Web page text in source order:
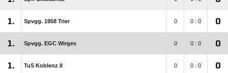
1. Spvgg. 1958 Trier 0 0 : 0 0
1. Spvgg. EGC Wirges 0 0 : 0 0
1. TuS Koblenz II 0 0 : 0 0